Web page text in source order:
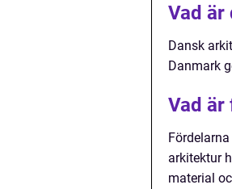
Vad är
Dansk
Danmark
Vad är
arkitektur
material